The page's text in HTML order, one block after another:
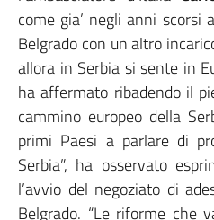
come gia’ negli anni scorsi
Belgrado con un altro
allora in Serbia si sente in
ha affermato ribadendo il
cammino europeo della
primi Paesi a parlare di
Serbia”, ha osservato
l’avvio del negoziato di
Belgrado. “Le riforme che